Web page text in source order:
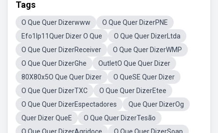
Tags
O Que Quer Dizerwww
O Que Quer DizerPNE
Efo1lp11Quer Dizer O Que
O Que Quer DizerLtda
O Que Quer DizerReceiver
O Que Quer DizerWMP
O Que Quer DizerGhe
OutletO Que Quer Dizer
80X80x5O Que Quer Dizer
O QueSE Quer Dizer
O Que Quer DizerTXC
O Que Quer DizerEtee
O Que Quer DizerEspectadores
Que Quer DizerOg
Quer Dizer QueE
O Que Quer DizerTesão